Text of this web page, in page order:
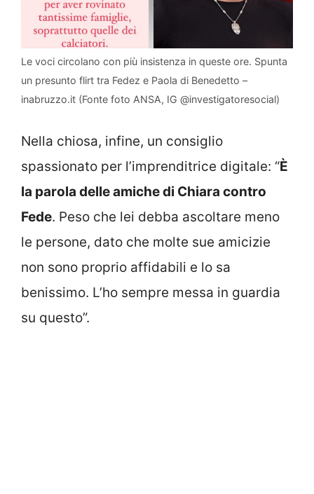
Le voci circolano con più insistenza in queste ore. Spunta
un presunto flirt tra Fedez e Paola di Benedetto –
inabruzzo.it (Fonte foto ANSA, IG @investigatoresocial)
Nella chiosa, infine, un consiglio
spassionato per l’imprenditrice digitale: “È
la parola delle amiche di Chiara contro
Fede. Peso che lei debba ascoltare meno
le persone, dato che molte sue amicizie
non sono proprio affidabili e lo sa
benissimo. L’ho sempre messa in guardia
su questo”.